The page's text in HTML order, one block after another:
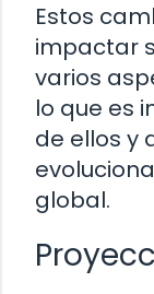
Estos
impactar
varios
lo que es
de ellos y
global.